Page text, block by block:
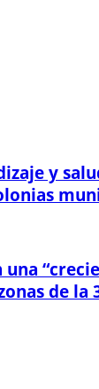
y
de la